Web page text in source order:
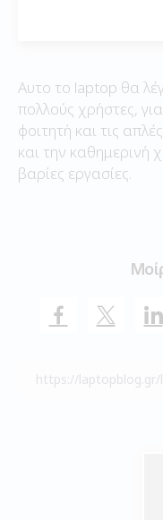
Αυτο το laptop θα
πολλούς χρήστες,
φοιτητή και τις
και την καθημερινή
βαρίες εργασίες.